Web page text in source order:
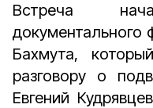
Встреча
Бахмута,
разговору о
Евгений